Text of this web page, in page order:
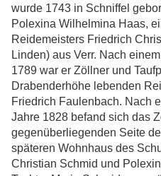
wurde 1743 in Schniffel
Polexina Wilhelmina Haas,
Reidemeisters Friedrich
Linden) aus Verr. Nach
1789 war er Zöllner und
Drabenderhöhe lebenden
Friedrich Faulenbach. Nach
Jahre 1828 befand sich das
gegenüberliegenden Seite
späteren Wohnhaus des
Christian Schmid und